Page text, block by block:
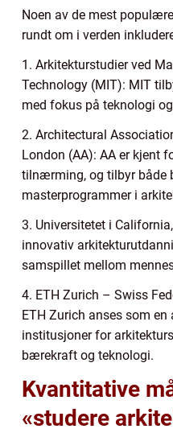
Noen av de mest
rundt om i verden
1. Arkitekturstudier ved
Technology (MIT): MIT
med fokus på teknologi
2. Architectural
London (AA): AA er kjent
tilnærming, og tilbyr både
masterprogrammer i
3. Universitetet i
innovativ
samspillet mellom
4. ETH Zurich – Swiss
ETH Zurich anses som en
institusjoner for
bærekraft og teknologi.
Kvantitative
«studere